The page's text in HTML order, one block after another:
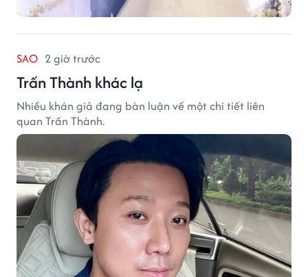
SAO 2 giờ trước
Trấn Thành khác lạ
Nhiều khán giả đang bàn luận về một chi tiết liên
quan Trấn Thành.